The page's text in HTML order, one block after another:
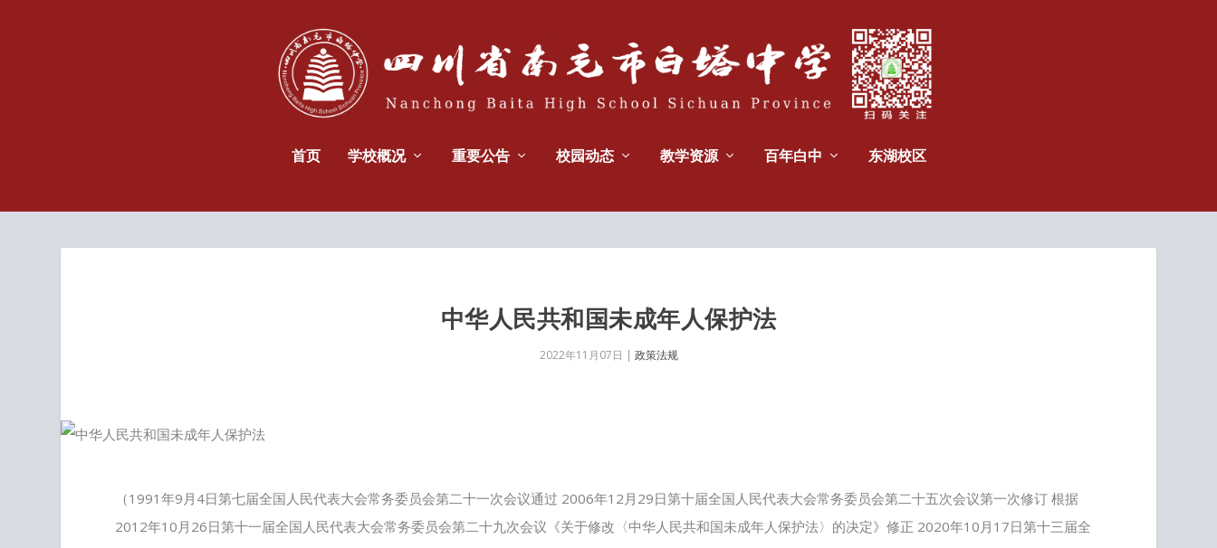
首页 学校概况 重要公告 校园动态 教学资源 百年白中 东湖校区
中华人民共和国未成年人保护法
2022年11月07日 | 政策法规
（1991年9月4日第七届全国人民代表大会常务委员会第二十一次会议通过 2006年12月29日第十届全国人民代表大会常务委员会第二十五次会议第一次修订 根据
2012年10月26日第十一届全国人民代表大会常务委员会第二十九次会议《关于修改〈中华人民共和国未成年人保护法〉的决定》修正 2020年10月17日第十三届全